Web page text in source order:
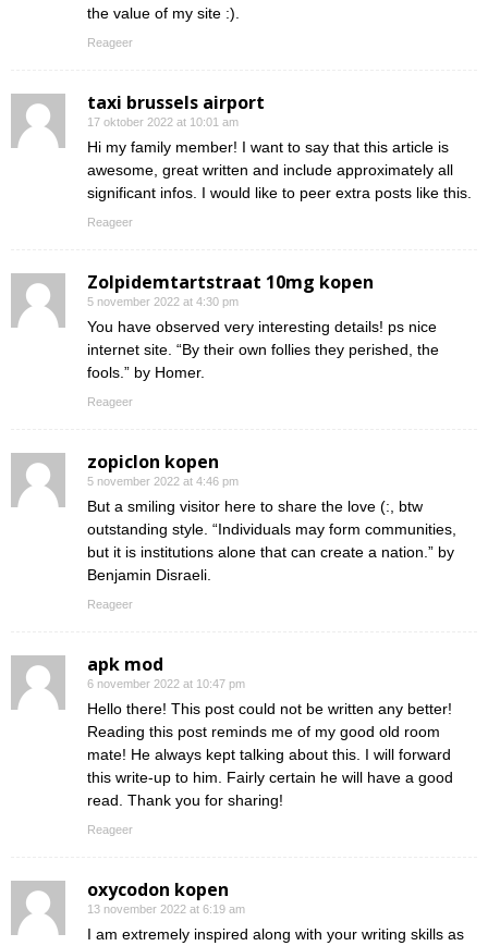
the value of my site :).
Reageer
taxi brussels airport
17 oktober 2022 at 10:01 am
Hi my family member! I want to say that this article is
awesome, great written and include approximately all
significant infos. I would like to peer extra posts like this.
Reageer
Zolpidemtartstraat 10mg kopen
5 november 2022 at 4:30 pm
You have observed very interesting details! ps nice
internet site. “By their own follies they perished, the
fools.” by Homer.
Reageer
zopiclon kopen
5 november 2022 at 4:46 pm
But a smiling visitor here to share the love (:, btw
outstanding style. “Individuals may form communities,
but it is institutions alone that can create a nation.” by
Benjamin Disraeli.
Reageer
apk mod
6 november 2022 at 10:47 pm
Hello there! This post could not be written any better!
Reading this post reminds me of my good old room
mate! He always kept talking about this. I will forward
this write-up to him. Fairly certain he will have a good
read. Thank you for sharing!
Reageer
oxycodon kopen
13 november 2022 at 6:19 am
I am extremely inspired along with your writing skills as